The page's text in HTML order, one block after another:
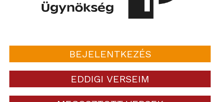
BEJELENTKEZÉS
EDDIGI VERSEIM